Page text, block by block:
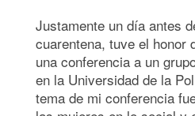
Justamente un día antes
cuarentena, tuve el honor
una conferencia a un
en la Universidad de la
tema de mi conferencia